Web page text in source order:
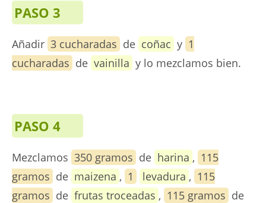
PASO 3
Añadir 3 cucharadas de coñac y 1
cucharadas de vainilla y lo mezclamos bien.
PASO 4
Mezclamos 350 gramos de harina , 115
gramos de maizena , 1 levadura , 115
gramos de frutas troceadas , 115 gramos de